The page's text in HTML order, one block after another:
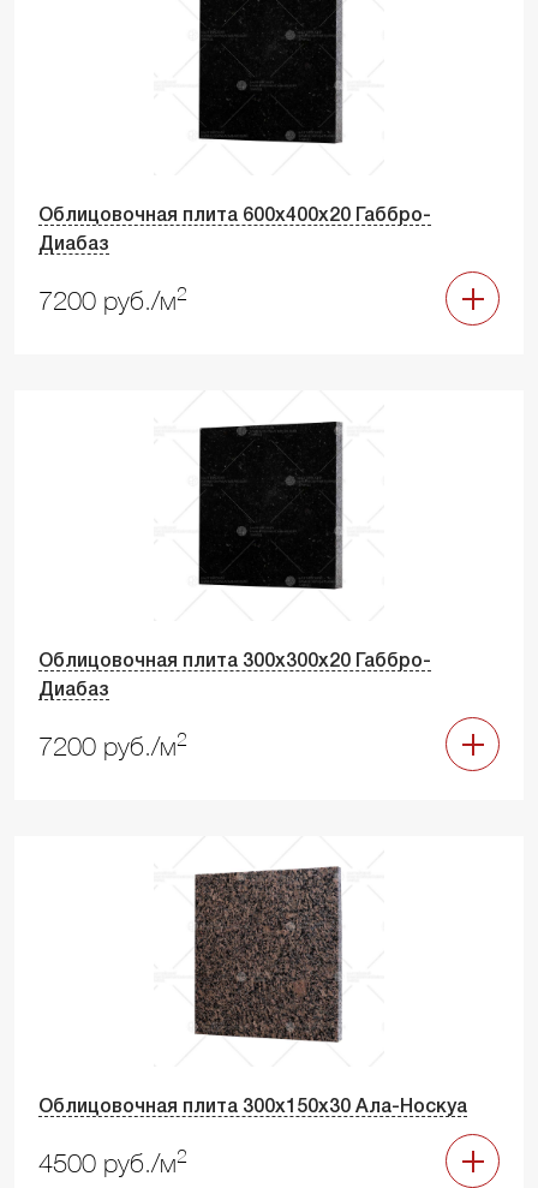
Облицовочная плита 600х400х20 Габбро-
Диабаз
7200 руб./м2
Облицовочная плита 300х300х20 Габбро-
Диабаз
7200 руб./м2
Облицовочная плита 300х150х30 Ала-Носкуа
4500 руб./м2